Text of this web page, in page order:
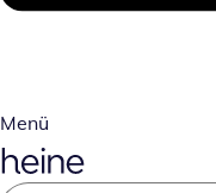
Menü